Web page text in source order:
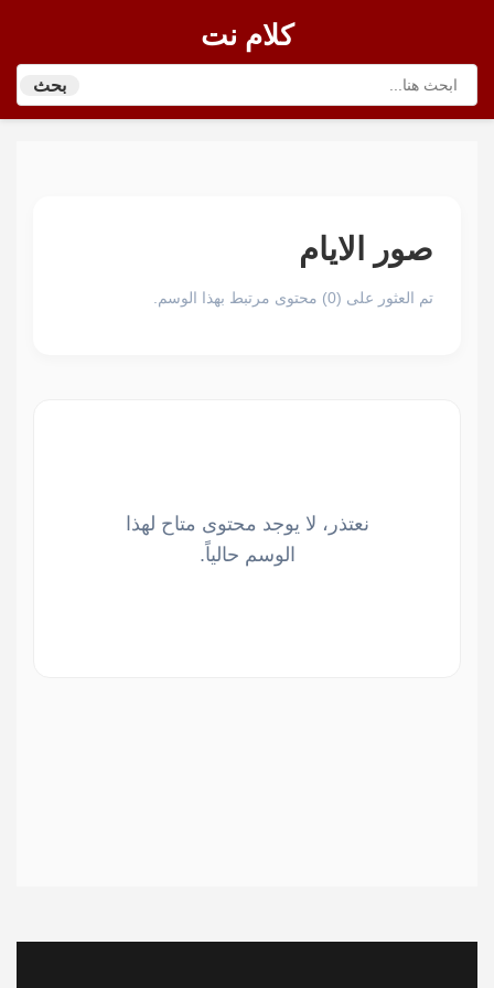
كلام نت
بحث
صور الايام
تم العثور على (0) محتوى مرتبط بهذا الوسم.
نعتذر، لا يوجد محتوى متاح لهذا
الوسم حالياً.